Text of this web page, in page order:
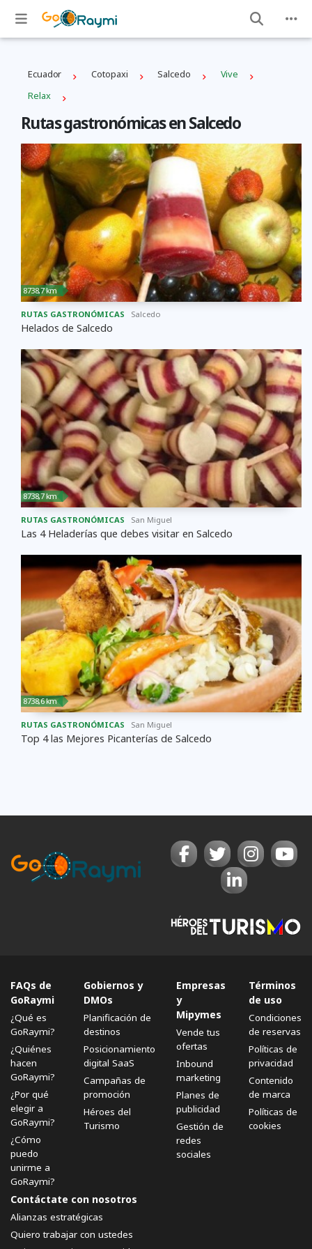
Ecuador Cotopaxi Salcedo
Vive
Relax
Rutas gastronómicas en Salcedo
8738,7 km
RUTAS GASTRONÓMICAS Salcedo
Helados de Salcedo
8738,7 km
RUTAS GASTRONÓMICAS San Miguel
Las 4 Heladerías que debes visitar en Salcedo
8738,6 km
RUTAS GASTRONÓMICAS San Miguel
Top 4 las Mejores Picanterías de Salcedo
FAQs de
GoRaymi
¿Qué es
GoRaymi?
¿Quiénes
hacen
GoRaymi?
¿Por qué
elegir a
GoRaymi?
¿Cómo
puedo
unirme a
GoRaymi?
Gobiernos y
DMOs
Planificación de
destinos
Posicionamiento
digital SaaS
Campañas de
promoción
Héroes del
Turismo
Empresas
y
Mipymes
Vende tus
ofertas
Inbound
marketing
Planes de
publicidad
Gestión de
redes
sociales
Términos
de uso
Condiciones
de reservas
Políticas de
privacidad
Contenido
de marca
Políticas de
cookies
Contáctate con nosotros
Alianzas estratégicas
Quiero trabajar con ustedes